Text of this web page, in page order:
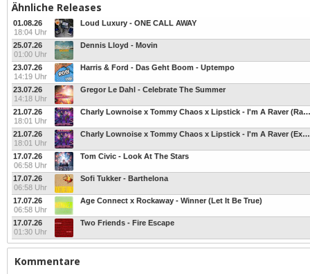
Ähnliche Releases
01.08.26
18:04 Uhr
Loud Luxury - ONE CALL AWAY
25.07.26
01:00 Uhr
Dennis Lloyd - Movin
23.07.26
14:19 Uhr
Harris & Ford - Das Geht Boom - Uptempo
23.07.26
14:18 Uhr
Gregor Le Dahl - Celebrate The Summer
21.07.26
18:01 Uhr
Charly Lownoise x Tommy Chaos x Lipstick - I'm A Raver (Radio Edit)
21.07.26
18:01 Uhr
Charly Lownoise x Tommy Chaos x Lipstick - I'm A Raver (Extended Mix)
17.07.26
06:58 Uhr
Tom Civic - Look At The Stars
17.07.26
06:58 Uhr
Sofi Tukker - Barthelona
17.07.26
06:58 Uhr
Age Connect x Rockaway - Winner (Let It Be True)
17.07.26
01:30 Uhr
Two Friends - Fire Escape
Kommentare